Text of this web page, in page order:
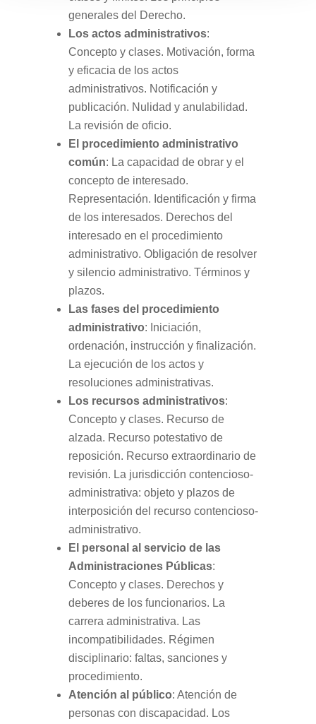
generales del Derecho.
Los actos administrativos:
Concepto y clases. Motivación, forma
y eficacia de los actos
administrativos. Notificación y
publicación. Nulidad y anulabilidad.
La revisión de oficio.
El procedimiento administrativo
común: La capacidad de obrar y el
concepto de interesado.
Representación. Identificación y firma
de los interesados. Derechos del
interesado en el procedimiento
administrativo. Obligación de resolver
y silencio administrativo. Términos y
plazos.
Las fases del procedimiento
administrativo: Iniciación,
ordenación, instrucción y finalización.
La ejecución de los actos y
resoluciones administrativas.
Los recursos administrativos:
Concepto y clases. Recurso de
alzada. Recurso potestativo de
reposición. Recurso extraordinario de
revisión. La jurisdicción contencioso-
administrativa: objeto y plazos de
interposición del recurso contencioso-
administrativo.
El personal al servicio de las
Administraciones Públicas:
Concepto y clases. Derechos y
deberes de los funcionarios. La
carrera administrativa. Las
incompatibilidades. Régimen
disciplinario: faltas, sanciones y
procedimiento.
Atención al público: Atención de
personas con discapacidad. Los